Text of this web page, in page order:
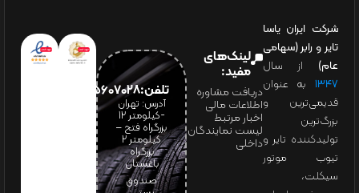
شرکت ایران یاسا
تایر و رابر (سهامی
عام) از سال
۱۳۴۷ به عنوان
قدیمی‌ترین و
بزرگ‌ترین
تولیدکننده تایر و
تیوب موتور
سیکلت،
لینک‌های
مفید:
دریافت مشاوره
اطلاعات مالی
اخبار مرتبط
لیست نمایندگان
داخلی
تلفن:65607028(021)
آدرس: تهران
-کیلومتر 12
بزرگراه فتح –
کیلومتر ۲
بزرگراه
باغستان
صندوق